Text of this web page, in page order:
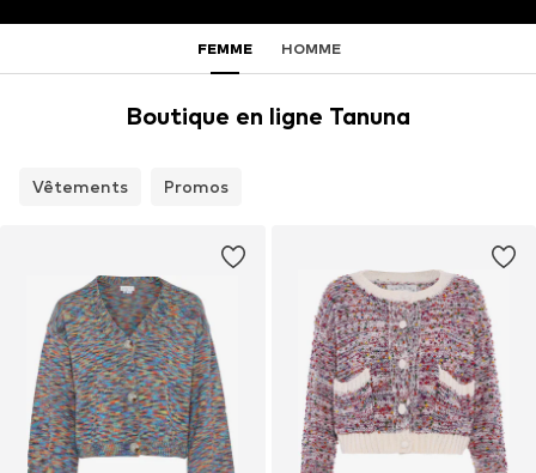
FEMME HOMME
Boutique en ligne Tanuna
Vêtements Promos